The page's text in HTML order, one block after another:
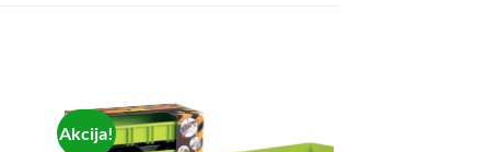
Akcija!